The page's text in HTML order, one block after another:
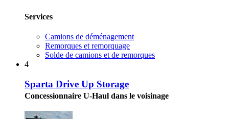
Services
Camions de déménagement
Remorques et remorquage
Solde de camions et de remorques
4
Sparta Drive Up Storage
Concessionnaire U-Haul dans le voisinage